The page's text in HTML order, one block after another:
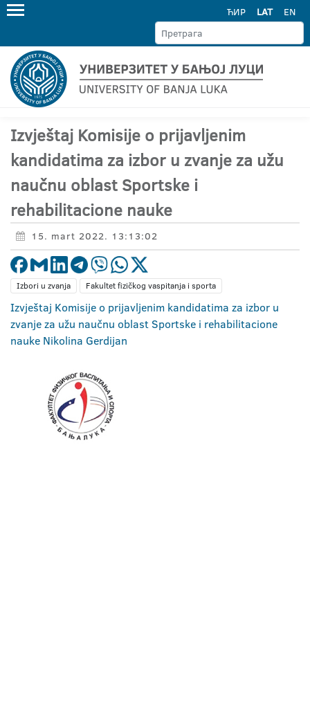
ЋИР LAT EN
Izvještaj Komisije o prijavljenim
kandidatima za izbor u zvanje za užu
naučnu oblast Sportske i
rehabilitacione nauke
15. mart 2022. 13:13:02
Izbori u zvanja Fakultet fizičkog vaspitanja i sporta
Izvještaj Komisije o prijavljenim kandidatima za izbor u
zvanje za užu naučnu oblast Sportske i rehabilitacione
nauke Nikolina Gerdijan